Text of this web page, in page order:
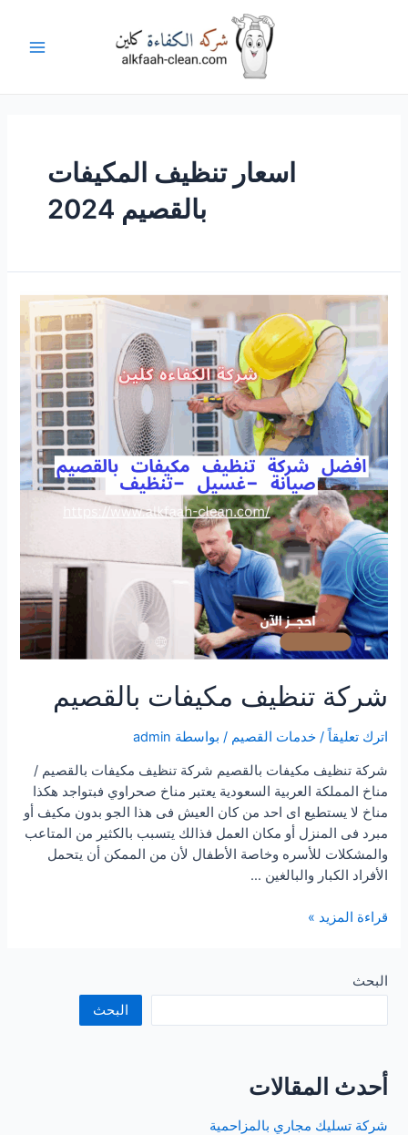
اسعار تنظيف المكيفات
بالقصيم 2024
شركة تنظيف مكيفات بالقصيم
اترك تعليقاً /خدمات القصيم / بواسطة admin
شركة تنظيف مكيفات بالقصيم شركة تنظيف مكيفات بالقصيم /
مناخ المملكة العربية السعودية يعتبر مناخ صحراوي فبتواجد هكذا
مناخ لا يستطيع اى احد من كان العيش فى هذا الجو بدون مكيف أو
مبرد فى المنزل أو مكان العمل فذالك يتسبب بالكثير من المتاعب
والمشكلات للأسره وخاصة الأطفال لأن من الممكن أن يتحمل
الأفراد الكبار والبالغين …
شركة
بالقصيم
قراءة المزيد »
البحث
البحث
أحدث المقالات
شركة تسليك مجاري بالمزاحمية